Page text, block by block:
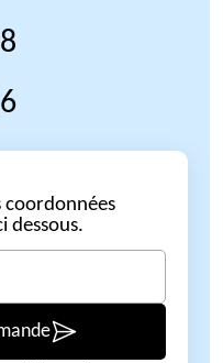
coordonnées
dessous.